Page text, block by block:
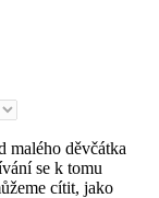
malého děvčátka
se k tomu
cítit, jako